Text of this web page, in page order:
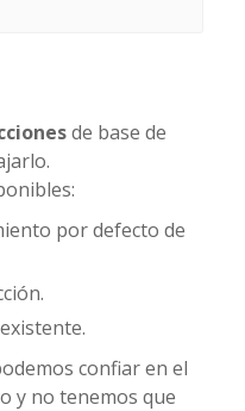
de base de
por defecto de
confiar en el
y no tenemos que